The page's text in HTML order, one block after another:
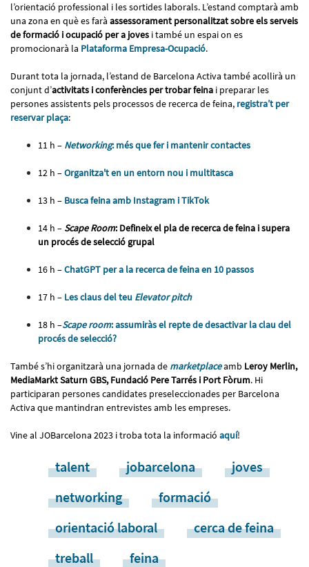
l’orientació professional i les sortides laborals. L’estand comptarà amb
una zona en què es farà assessorament personalitzat sobre els serveis
de formació i ocupació per a joves i també un espai on es
promocionarà la Plataforma Empresa-Ocupació.
Durant tota la jornada, l’estand de Barcelona Activa també acollirà un
conjunt d’activitats i conferències per trobar feina i preparar les
persones assistents pels processos de recerca de feina, registra’t per
reservar plaça:
11 h – Networking: més que fer i mantenir contactes
12 h –Organitza't en un entorn nou i multitasca
13 h – Busca feina amb Instagram i TikTok
14 h – Scape Room: Defineix el pla de recerca de feina i supera
un procés de selecció grupal
16 h –ChatGPT per a la recerca de feina en 10 passos
17 h – Les claus del teu Elevator pitch
18 h –Scape room: assumiràs el repte de desactivar la clau del
procés de selecció?
També s’hi organitzarà una jornada de marketplaceamb Leroy Merlin,
MediaMarkt Saturn GBS, Fundació Pere Tarrés i Port Fòrum. Hi
participaran persones candidates preseleccionades per Barcelona
Activa que mantindran entrevistes amb les empreses.
Vine al JOBarcelona 2023 i troba tota la informació aquí!
talent jobarcelona
joves
networking
formació
orientació laboral
cerca de feina
treball
feina